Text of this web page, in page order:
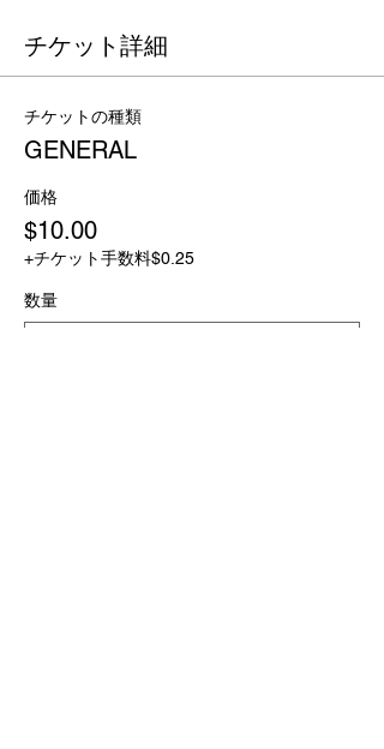
チケット詳細
チケットの種類
GENERAL
価格
$10.00
+チケット手数料$0.25
数量